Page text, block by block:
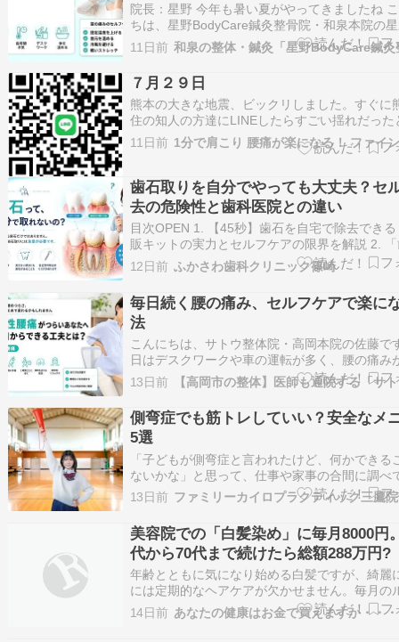
院長：星野 今年も暑い夏がやってきましたね
ちは、星野BodyCare鍼灸整骨院・和泉本院の
す。 最近、涼しくなる場所に長くいたはずなの
ぜか首の奥がじんわり重くなってきたという声
でよく耳にするようになりました。 実はそれ
原因で起こる首の痛みかもしれ…
11日前
７月２９日
熊本の大きな地震、ビックリしました。すぐに
住の知人の方達にLINEしたらすごい揺れだった
事。今、安否がわかっていない方達が一刻も早
に救助される事これから被害が広がらない事を
常が当たり前だと思わずに１日の最後…
11日前
歯石取りを自分でやっても大丈夫？セ
去の危険性と歯科医院との違い
目次OPEN 1. 【45秒】歯石を自宅で除去できる
販キットの実力とセルフケアの限界を解説 2.
って、自分で取れないの？」 3. 歯石取りを自
っても大丈夫？ 3.1. 結論：基本的にはおすすめ
せん 4. そもそも歯石とは？ 4.1. 自分で取れる
取…
12日前 ふかさわ歯科クリニック篠崎
毎日続く腰の痛み、セルフケアで楽に
法
こんにちは、サトウ整体院・高岡本院の佐藤で
日はデスクワークや車の運転が多く、腰の痛み
も付き合っているという方に向けて、少し長め
をさせてください。 腰の痛みというのは、我
ると当たり前のことのように感じてしまいます
当はそのままにしておいてよいものでは…
13日前
側弯症でも筋トレしていい？安全なメ
5選
「子どもが側弯症と言われたけど、何かできる
ないかな」と思って、仕事や家事の合間に調べ
さっているあなた。その行動力、本当にすばら
思います。忙しい毎日の中で、お子さんのため
懸命情報を集めようとする姿勢は、きっとお子
力になります。 当院にも「病院では経過…
13日前 ファミリーカイロプラクティック三鷹院
美容院での「白髪染め」に毎月8000円
代から70代まで続けたら総額288万円?
ルフケア」を賢く組み合わせた場合の
果と失敗しない選び方を試算
年齢とともに気になり始める白髪ですが、綺麗
には定期的なヘアケアが欠かせません。毎月の
ィン出費となる美容院代を、「地味に手痛い出
な……」と負担に感じている方は少なくないの
14日前 あなたの健康はお金で買えますか・・